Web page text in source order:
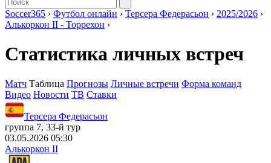
Soccer365 › Футбол онлайн › Терсера Федерасьон › 2025/2026 ›
Алькоркон II - Торрехон ›
Статистика личных встреч
Матч Таблица Прогнозы Личные встречи Форма команд
Видео Новости ТВ Ставки
Терсера Федерасьон
группа 7, 33-й тур
03.05.2026 05:30
Алькоркон II